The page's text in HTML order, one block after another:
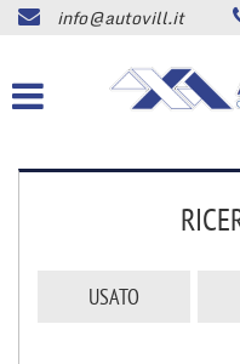
AZIENDA
LISTA VEICOLI
info@autovill.it
USATO
preferenze
di
consente